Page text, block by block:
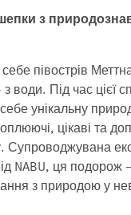
з
півострів
води. Під час цієї
унікальну
цікаві та
Супроводжувана
NABU, ця подорож
з природою у